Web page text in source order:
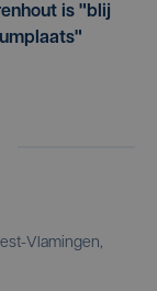
is "blij
Vlamingen,